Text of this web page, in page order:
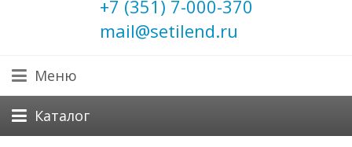
+7 (351) 7-000-370
mail@setilend.ru
Меню
Каталог